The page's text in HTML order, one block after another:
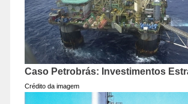
Caso Petrobrás: Investimentos
Crédito da imagem